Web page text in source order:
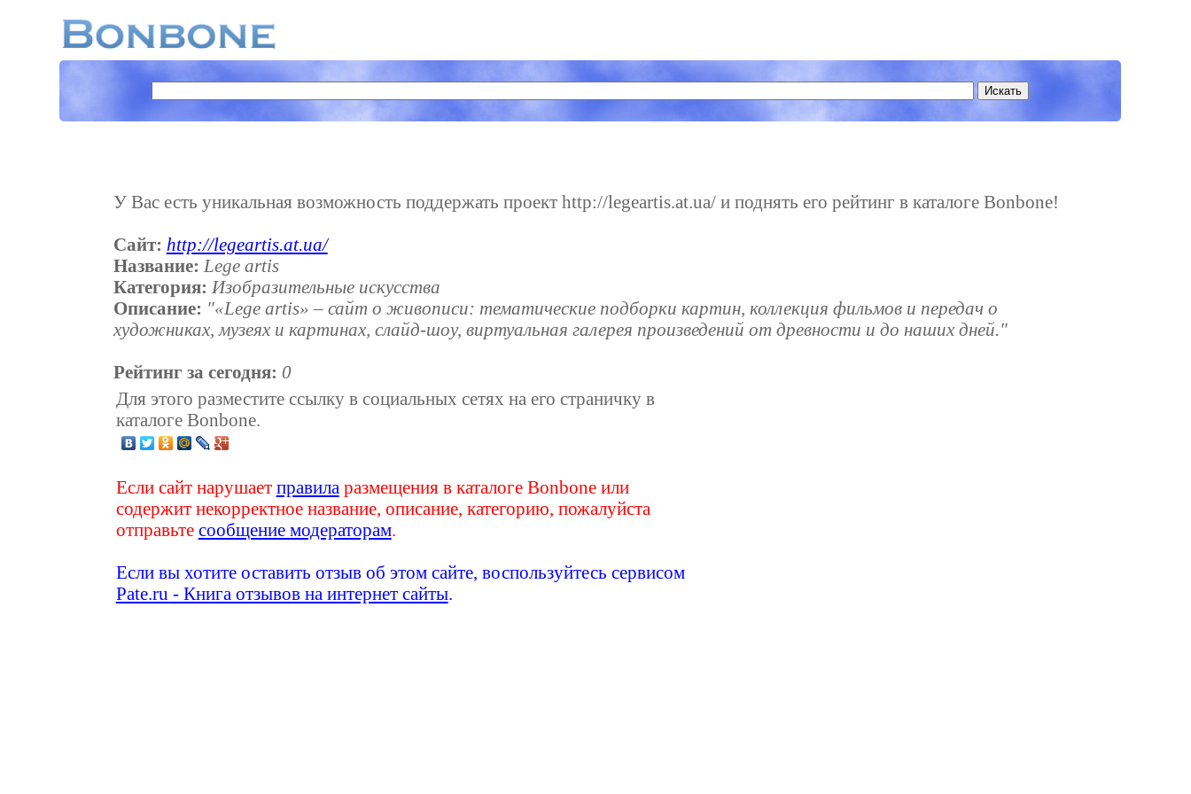
У Вас есть уникальная возможность поддержать проект http://legeartis.at.ua/ и поднять его рейтинг в каталоге Bonbone!
Сайт: http://legeartis.at.ua/
Название: Lege artis
Категория: Изобразительные искусства
Описание: "«Lege artis» – сайт о живописи: тематические подборки картин, коллекция фильмов и передач о
художниках, музеях и картинах, слайд-шоу, виртуальная галерея произведений от древности и до наших дней."
Рейтинг за сегодня: 0
Для этого разместите ссылку в социальных сетях на его страничку в
каталоге Bonbone.
Если сайт нарушает правила размещения в каталоге Bonbone или
содержит некорректное название, описание, категорию, пожалуйста
отправьте сообщение модераторам.
Если вы хотите оставить отзыв об этом сайте, воспользуйтесь сервисом
Pate.ru - Книга отзывов на интернет сайты.